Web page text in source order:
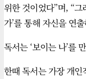
위한 것이었다”며, “
가’를 통해 자신을 연
독서는 ‘보이는 나’를
한때 독서는 가장 개